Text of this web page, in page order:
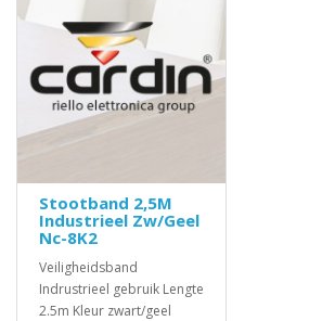
Stootband 2,5M
Industrieel Zw/Geel
Nc-8K2
Veiligheidsband
Indrustrieel gebruik Lengte
2.5m Kleur zwart/geel